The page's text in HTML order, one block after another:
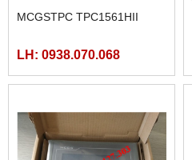
MCGSTPC TPC1561HII
LH: 0938.070.068